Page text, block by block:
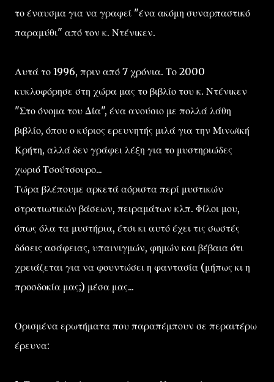
το έναυσμα για να γραφεί "ένα ακόμη συναρπαστικό
παραμύθι" από τον κ. Ντένικεν.
Αυτά το 1996, πριν από 7 χρόνια. Το 2000
κυκλοφόρησε στη χώρα μας το βιβλίο του κ. Ντένικεν
"Στο όνομα του Δία", ένα ανούσιο με πολλά λάθη
βιβλίο, όπου ο κύριος ερευνητής μιλά για την Μινωϊκή
Κρήτη, αλλά δεν γράφει λέξη για το μυστηριώδες
χωριό Τσούτσουρο...
Τώρα βλέπουμε αρκετά αόριστα περί μυστικών
στρατιωτικών βάσεων, πειραμάτων κλπ. Φίλοι μου,
όπως όλα τα μυστήρια, έτσι κι αυτό έχει τις σωστές
δόσεις ασάφειας, υπαινιγμών, φημών και βέβαια ότι
χρειάζεται για να φουντώσει η φαντασία (μήπως κι η
προσδοκία μας;) μέσα μας...
Ορισμένα ερωτήματα που παραπέμπουν σε περαιτέρω
έρευνα: